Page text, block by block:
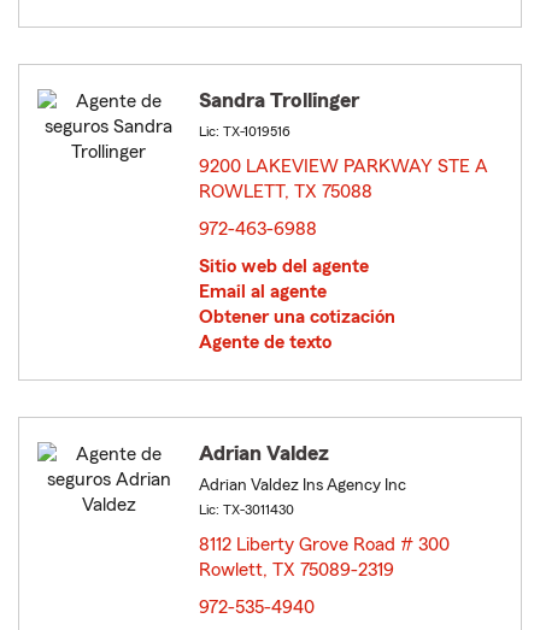
Sandra Trollinger
Lic: TX-1019516
9200 LAKEVIEW PARKWAY STE A
ROWLETT, TX 75088
972-463-6988
Sitio web del agente
Email al agente
Obtener una cotización
Agente de texto
Adrian Valdez
Adrian Valdez Ins Agency Inc
Lic: TX-3011430
8112 Liberty Grove Road # 300
Rowlett, TX 75089-2319
972-535-4940